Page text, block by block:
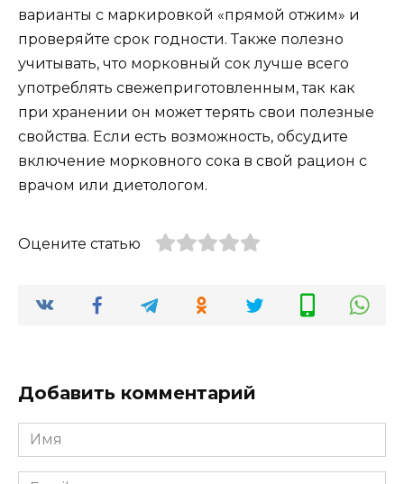
варианты с маркировкой «прямой отжим» и
проверяйте срок годности. Также полезно
учитывать, что морковный сок лучше всего
употреблять свежеприготовленным, так как
при хранении он может терять свои полезные
свойства. Если есть возможность, обсудите
включение морковного сока в свой рацион с
врачом или диетологом.
Оцените статью
Добавить комментарий
Имя
*